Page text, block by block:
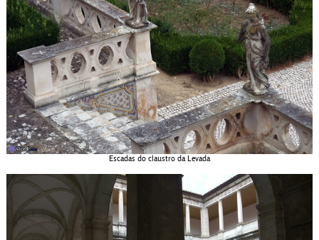
Escadas do claustro da Levada